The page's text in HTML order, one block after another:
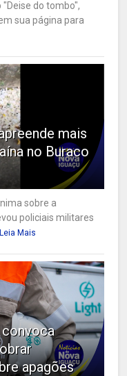
do tombo",
sua página para
mais
no Buraco
sobre a
policiais militares
Leia Mais
convoca
apagões